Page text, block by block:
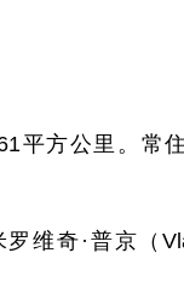
平方公里。常
维奇·普京（